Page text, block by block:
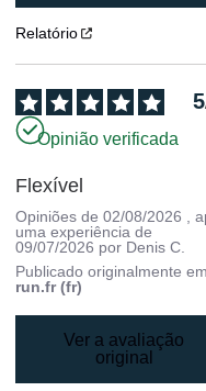
Relatório
5
Opinião verificada
Flexível
Opiniões de02/08/2026 ,
uma experiência de
09/07/2026 por Denis C.
Publicado originalmente
run.fr (fr)
Ver a avaliação
original